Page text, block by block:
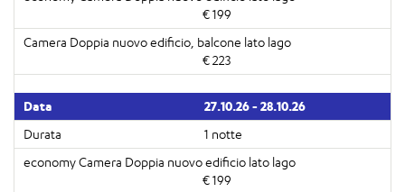
€ 199
€ 223
27.10.26 - 28.10.26
1 notte
€ 199